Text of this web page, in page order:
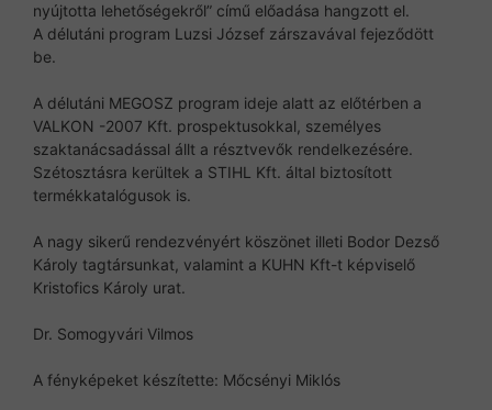
nyújtotta lehetőségekről” című előadása hangzott el.
A délutáni program Luzsi József zárszavával fejeződött
be.
A délutáni MEGOSZ program ideje alatt az előtérben a
VALKON -2007 Kft. prospektusokkal, személyes
szaktanácsadással állt a résztvevők rendelkezésére.
Szétosztásra kerültek a STIHL Kft. által biztosított
termékkatalógusok is.
A nagy sikerű rendezvényért köszönet illeti Bodor Dezső
Károly tagtársunkat, valamint a KUHN Kft-t képviselő
Kristofics Károly urat.
Dr. Somogyvári Vilmos
A fényképeket készítette: Mőcsényi Miklós